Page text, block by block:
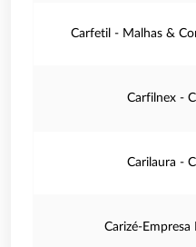
Carfetil - Malhas &
Carfilnex -
Carilaura -
Carizé-Empresa